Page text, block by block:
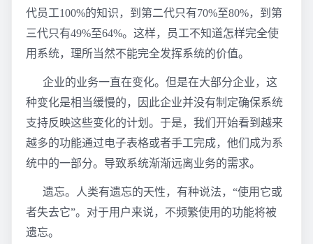
代员工100%的知识，到第二代只有70%至80%，到第
三代只有49%至64%。这样，员工不知道怎样完全使
用系统，理所当然不能完全发挥系统的价值。
企业的业务一直在变化。但是在大部分企业，这
种变化是相当缓慢的，因此企业并没有制定确保系统
支持反映这些变化的计划。于是，我们开始看到越来
越多的功能通过电子表格或者手工完成，他们成为系
统中的一部分。导致系统渐渐远离业务的需求。
遗忘。人类有遗忘的天性，有种说法，“使用它或
者失去它”。对于用户来说，不频繁使用的功能将被
遗忘。